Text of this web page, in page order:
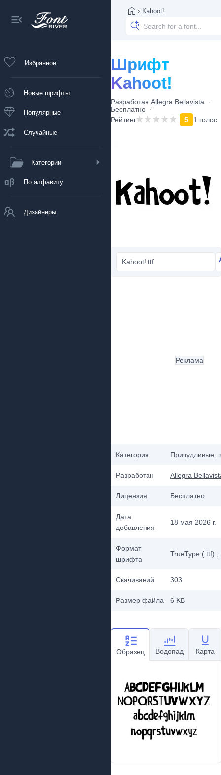
Избранное
Новые шрифты
Популярные
Случайные
Категории
По алфавиту
Дизайнеры
› Kahoot!
Шрифт
Kahoot!
Разработан Allegra Bellavista
Бесплатно
Рейтинг
5 1 голос
Kahoot!.ttf
Категория Причудливые ›
Разработан Allegra
Лицензия Бесплатно
Дата
добавления
18 мая 2026 г.
Формат
шрифта
TrueType (.ttf)
Скачиваний 303
Размер файла 6 KB
Реклама
Образец Водопад Карта